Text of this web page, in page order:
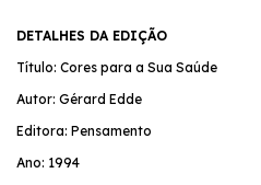
DETALHES DA EDIÇÃO
Título: Cores para a Sua Saúde
Autor: Gérard Edde
Editora: Pensamento
Ano: 1994